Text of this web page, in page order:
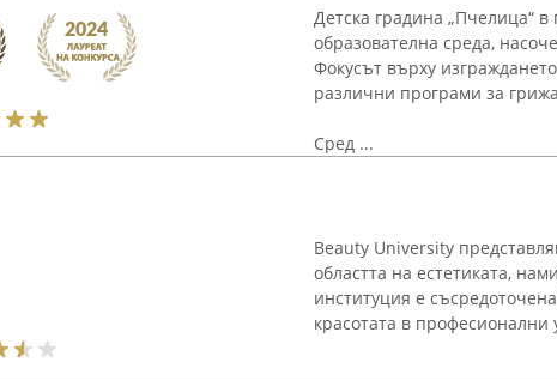
Детска градина „Пчелица“
образователна среда,
Фокусът върху
различни програми за
Сред ...
Beauty University
областта на естетиката,
институция е
красотата в